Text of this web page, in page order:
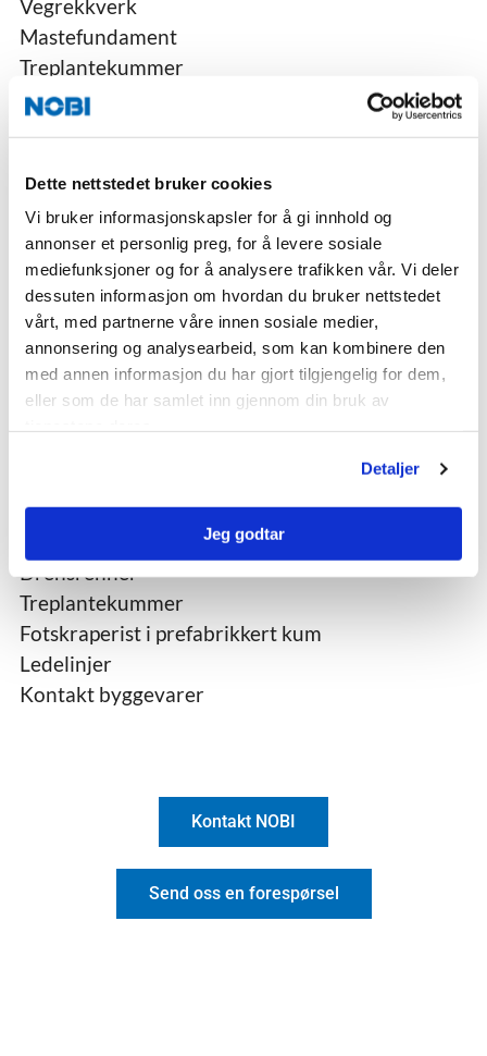
Dette nettstedet bruker cookies
Vi bruker informasjonskapsler for å gi innhold og
annonser et personlig preg, for å levere sosiale
mediefunksjoner og for å analysere trafikken vår. Vi deler
dessuten informasjon om hvordan du bruker nettstedet
vårt, med partnerne våre innen sosiale medier,
annonsering og analysearbeid, som kan kombinere den
med annen informasjon du har gjort tilgjengelig for dem,
eller som de har samlet inn gjennom din bruk av
Detaljer
Jeg godtar
Vegrekkverk
Mastefundament
Treplantekummer
Trekkekummer
Kontakt Samferdsel
Ferdigbetong og Sandtak
Ferdigbetong
Sandtak
Kontakt ferdigbetong
Byggevarer til hage, park og gate
Heller
Drensrenner
Treplantekummer
Fotskraperist i prefabrikkert kum
Ledelinjer
Kontakt byggevarer
Kontakt NOBI
Send oss en forespørsel